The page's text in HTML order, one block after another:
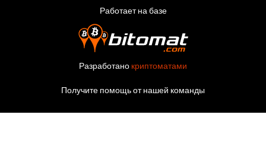
Работает на базе
Разработано криптоматами
Получите помощь от нашей команды